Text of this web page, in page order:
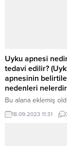
Uyku apnesi
tedavi edilir?
apnesinin
nedenleri
Bu alana eklemiş
haberle ilgili kısa bir
ekleyebilirsiniz. Bu
18.09.2023 11:31